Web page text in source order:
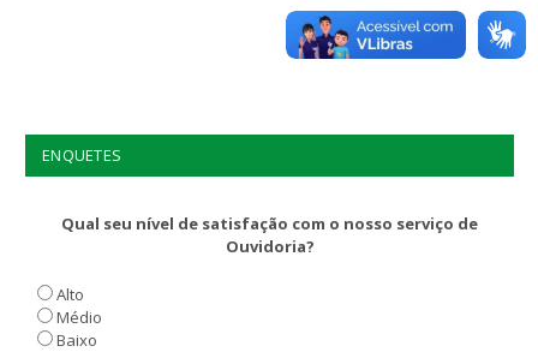
ENQUETES
Qual seu nível de satisfação com o nosso serviço de
Ouvidoria?
Alto
Médio
Baixo